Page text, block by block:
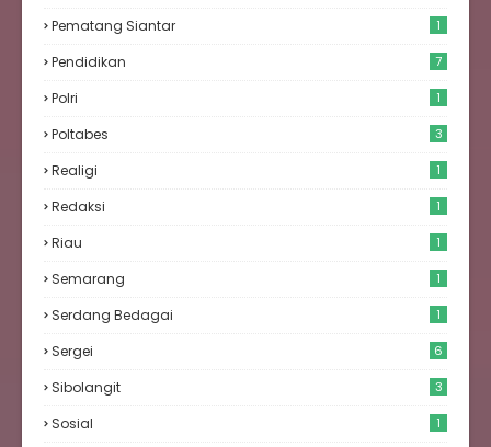
Pematang Siantar 1
Pendidikan 7
Polri 1
Poltabes 3
Realigi 1
Redaksi 1
Riau 1
Semarang 1
Serdang Bedagai 1
Sergei 6
Sibolangit 3
Sosial 1